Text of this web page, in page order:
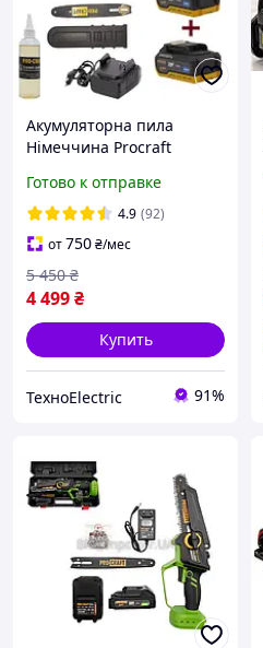
Акумуляторна пила
Німеччина Procraft
Готово к отправке
4.9 (92)
от750₴/мес
4 499₴
5 450 ₴
Купить
ТехноElectric 91%